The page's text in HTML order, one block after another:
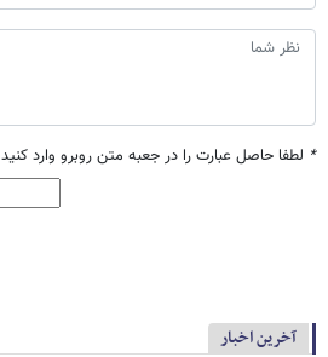
* لطفا حاصل عبارت را در جعبه متن روبرو وارد کنید
آخرین اخبار